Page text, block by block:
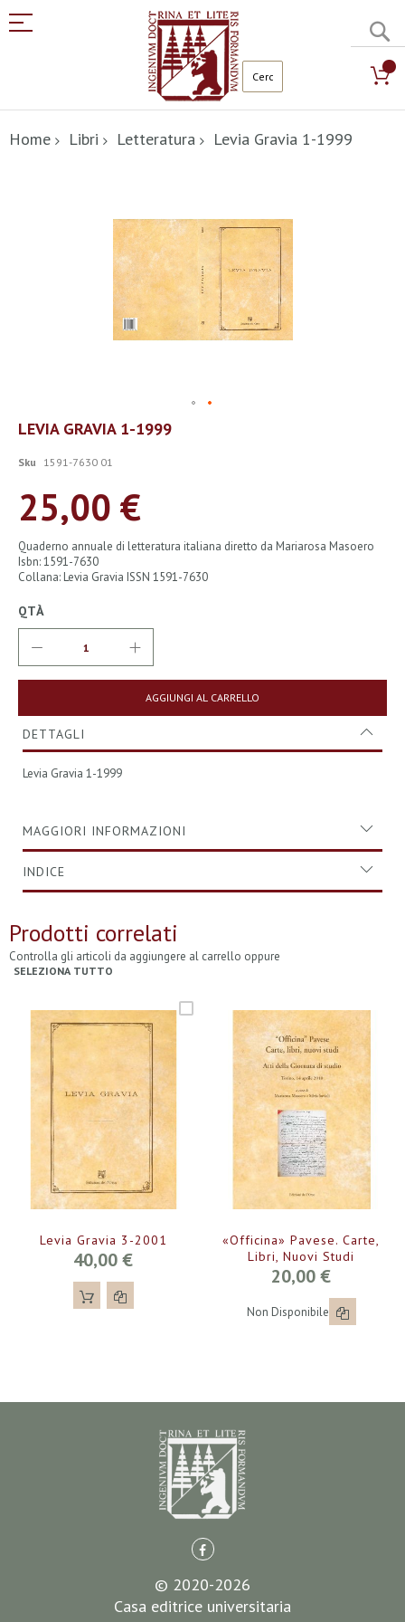
al
contenuto
Home Libri Letteratura Levia Gravia 1-1999
Vai
all'inizio
galleria
immagini
LEVIA GRAVIA 1-1999
Sku 1591-7630 01
25,00 €
Quaderno annuale di letteratura italiana diretto da Mariarosa Masoero
Isbn: 1591-7630
Collana: Levia Gravia ISSN 1591-7630
QTÀ
AGGIUNGI AL CARRELLO
DETTAGLI
Levia Gravia 1-1999
MAGGIORI INFORMAZIONI
INDICE
Prodotti correlati
Controlla gli articoli da aggiungere al carrello oppure
SELEZIONA TUTTO
Levia Gravia 3-2001
40,00 €
«Officina» Pavese. Carte,
Libri, Nuovi Studi
20,00 €
Non Disponibile
© 2020-2026
Casa editrice universitaria